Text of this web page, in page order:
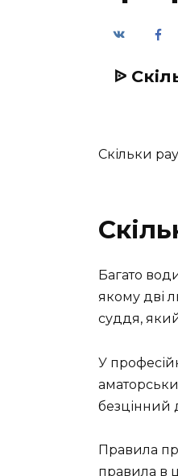
ᐉ
Скільки
Багато
якому дві
суддя,
У
безцінний
Правила
правила в